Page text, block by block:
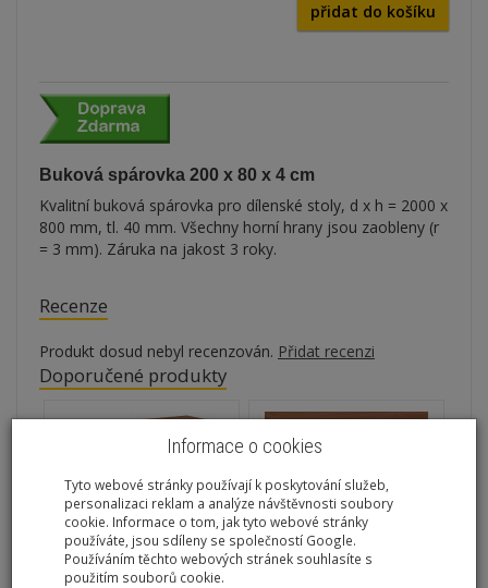
přidat do košíku
Buková spárovka 200 x 80 x 4 cm
Kvalitní buková spárovka pro dílenské stoly, d x h = 2000 x
800 mm, tl. 40 mm. Všechny horní hrany jsou zaobleny (r
= 3 mm). Záruka na jakost 3 roky.
Recenze
Produkt dosud nebyl recenzován. Přidat recenzi
Doporučené produkty
Informace o cookies
Tyto webové stránky používají k poskytování služeb,
personalizaci reklam a analýze návštěvnosti soubory
cookie. Informace o tom, jak tyto webové stránky
používáte, jsou sdíleny se společností Google.
Používáním těchto webových stránek souhlasíte s
použitím souborů cookie.